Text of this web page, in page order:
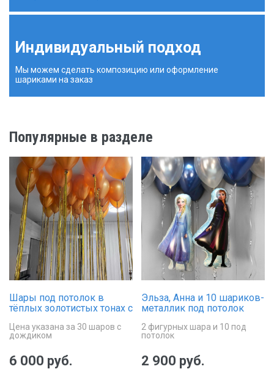
Индивидуальный подход
Мы можем сделать композицию или оформление
шариками на заказ
Популярные в разделе
Шары под потолок в
тёплых золотистых тонах с
Цена указана за 30 шаров с
дождиком
6 000 руб.
Эльза, Анна и 10 шариков-
металлик под потолок
2 фигурных шара и 10 под
потолок
2 900 руб.